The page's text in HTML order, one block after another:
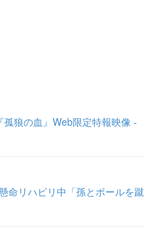
狼の血』Web限定特報映像 -
命リハビリ中「孫とボールを蹴